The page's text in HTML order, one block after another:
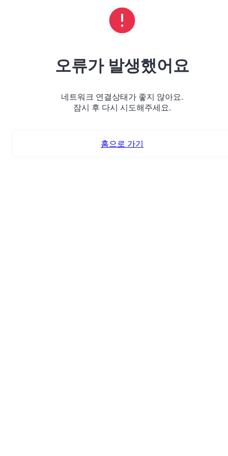
오류가 발생했어요
네트워크 연결상태가 좋지 않아요.
잠시 후 다시 시도해주세요.
홈으로 가기